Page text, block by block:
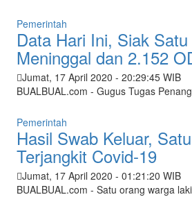
Pemerintah
Data Hari Ini, Siak
Meninggal dan 2.152
Jumat, 17 April 2020 - 20:29:45 WIB
BUALBUAL.com - Gugus Tugas
Pemerintah
Hasil Swab Keluar,
Terjangkit Covid-19
Jumat, 17 April 2020 - 01:21:20 WIB
BUALBUAL.com - Satu orang warga